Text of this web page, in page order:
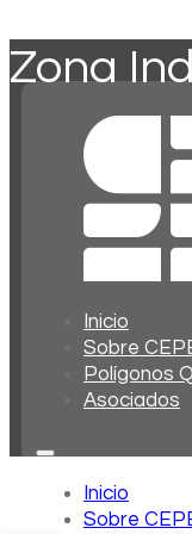
Inicio
Sobre
Polígonos Q
Asociados
Inicio
Sobre
Zona